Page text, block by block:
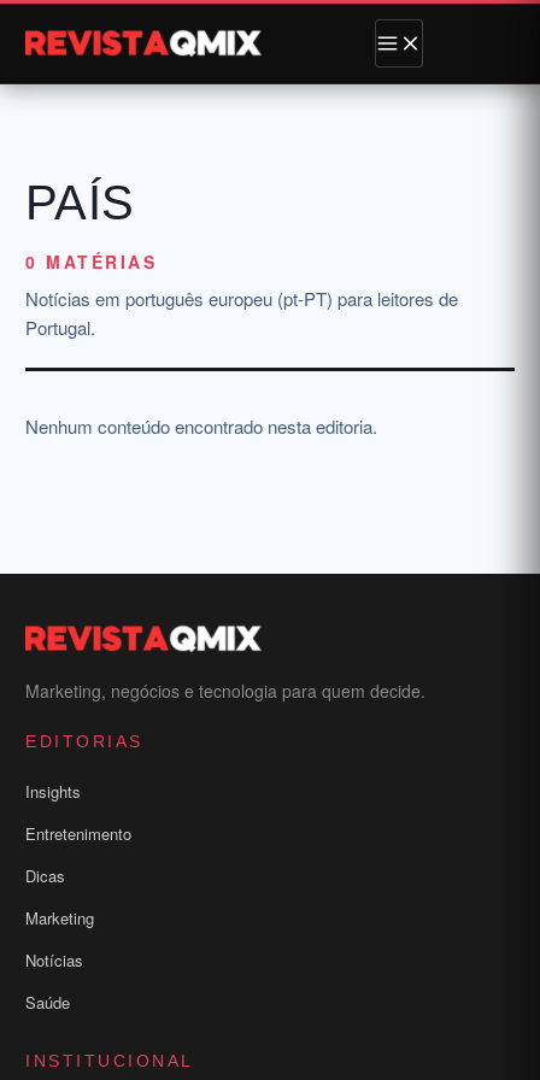
PAÍS
0 MATÉRIAS
Notícias em português europeu (pt-PT) para leitores de
Portugal.
Nenhum conteúdo encontrado nesta editoria.
Marketing, negócios e tecnologia para quem decide.
EDITORIAS
Insights
Entretenimento
Dicas
Marketing
Notícias
Saúde
INSTITUCIONAL